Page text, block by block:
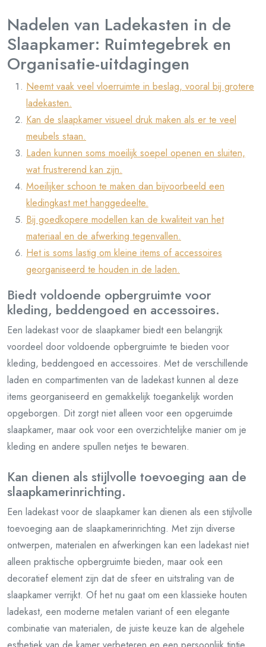
Nadelen van Ladekasten in de
Slaapkamer: Ruimtegebrek en
Organisatie-uitdagingen
Neemt vaak veel vloerruimte in beslag, vooral bij grotere
ladekasten.
Kan de slaapkamer visueel druk maken als er te veel
meubels staan.
Laden kunnen soms moeilijk soepel openen en sluiten,
wat frustrerend kan zijn.
Moeilijker schoon te maken dan bijvoorbeeld een
kledingkast met hanggedeelte.
Bij goedkopere modellen kan de kwaliteit van het
materiaal en de afwerking tegenvallen.
Het is soms lastig om kleine items of accessoires
georganiseerd te houden in de laden.
Biedt voldoende opbergruimte voor
kleding, beddengoed en accessoires.
Een ladekast voor de slaapkamer biedt een belangrijk
voordeel door voldoende opbergruimte te bieden voor
kleding, beddengoed en accessoires. Met de verschillende
laden en compartimenten van de ladekast kunnen al deze
items georganiseerd en gemakkelijk toegankelijk worden
opgeborgen. Dit zorgt niet alleen voor een opgeruimde
slaapkamer, maar ook voor een overzichtelijke manier om je
kleding en andere spullen netjes te bewaren.
Kan dienen als stijlvolle toevoeging aan de
slaapkamerinrichting.
Een ladekast voor de slaapkamer kan dienen als een stijlvolle
toevoeging aan de slaapkamerinrichting. Met zijn diverse
ontwerpen, materialen en afwerkingen kan een ladekast niet
alleen praktische opbergruimte bieden, maar ook een
decoratief element zijn dat de sfeer en uitstraling van de
slaapkamer verrijkt. Of het nu gaat om een klassieke houten
ladekast, een moderne metalen variant of een elegante
combinatie van materialen, de juiste keuze kan de algehele